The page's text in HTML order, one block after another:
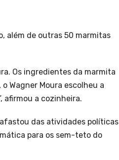
além de outras 50 marmitas
Os ingredientes da marmita
Wagner Moura escolheu a
afirmou a cozinheira.
afastou das atividades políticas
para os sem-teto do